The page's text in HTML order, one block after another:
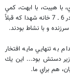
با هيبت، با ابهت، كمي
غمگين و ناراحت و البته مصمم. اين هم چهره‌اي نبود كه در 6 ـ 7 خانه شهدا كه قبلاً
و با نشاط بودند.
به تنهايي مايه افتخار
دستش بود... اين يك
هم براي ما.